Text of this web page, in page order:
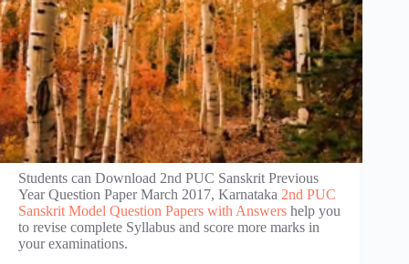
Students can Download 2nd PUC Sanskrit Previous
Year Question Paper March 2017, Karnataka 2nd PUC
Sanskrit Model Question Papers with Answers help you
to revise complete Syllabus and score more marks in
your examinations.